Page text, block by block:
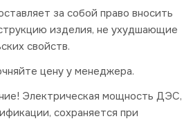
за собой право вносить
изделия, не ухудшающие
свойств.
цену у менеджера.
Электрическая мощность ДЭС,
сохраняется при